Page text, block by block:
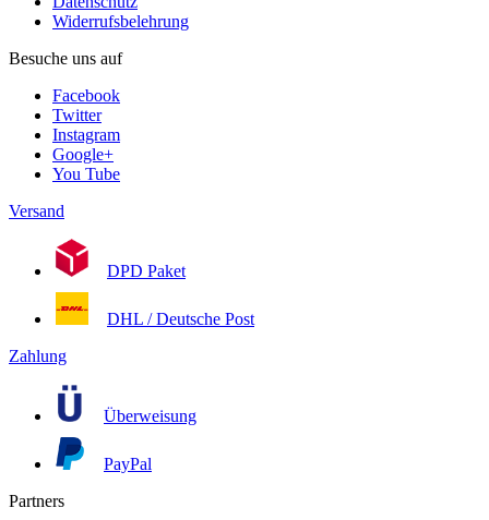
Widerrufsbelehrung
Besuche uns auf
Facebook
Twitter
Instagram
Google+
You Tube
Versand
DPD Paket
DHL / Deutsche Post
Zahlung
Überweisung
PayPal
Partners